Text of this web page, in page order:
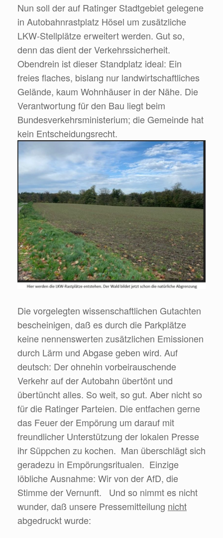
Nun soll der auf Ratinger Stadtgebiet gelegene
in Autobahnrastplatz Hösel um zusätzliche
LKW-Stellplätze erweitert werden. Gut so,
denn das dient der Verkehrssicherheit.
Obendrein ist dieser Standplatz ideal: Ein
freies flaches, bislang nur landwirtschaftliches
Gelände, kaum Wohnhäuser in der Nähe. Die
Verantwortung für den Bau liegt beim
Bundesverkehrsministerium; die Gemeinde hat
kein Entscheidungsrecht.
Die vorgelegten wissenschaftlichen Gutachten
bescheinigen, daß es durch die Parkplätze
keine nennenswerten zusätzlichen Emissionen
durch Lärm und Abgase geben wird. Auf
deutsch: Der ohnehin vorbeirauschende
Verkehr auf der Autobahn übertönt und
übertüncht alles. So weit, so gut. Aber nicht so
für die Ratinger Parteien. Die entfachen gerne
das Feuer der Empörung um darauf mit
freundlicher Unterstützung der lokalen Presse
ihr Süppchen zu kochen. Man überschlägt sich
geradezu in Empörungsritualen. Einzige
löbliche Ausnahme: Wir von der AfD, die
Stimme der Vernunft. Und so nimmt es nicht
wunder, daß unsere Pressemitteilung nicht
abgedruckt wurde: